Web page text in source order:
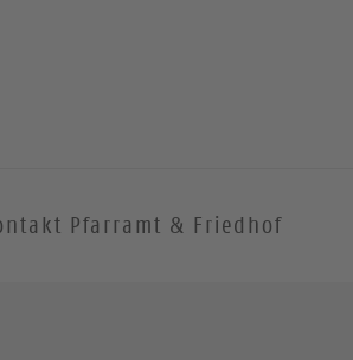
Pfarramt & Friedhof